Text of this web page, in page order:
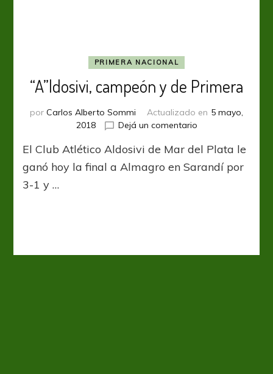
PRIMERA NACIONAL
“A”ldosivi, campeón y de Primera
por Carlos Alberto Sommi Actualizado en 5 mayo,
2018
Dejá un comentarioen
campeón
y
El Club Atlético Aldosivi de Mar del Plata le
ganó hoy la final a Almagro en Sarandí por
3-1 y …